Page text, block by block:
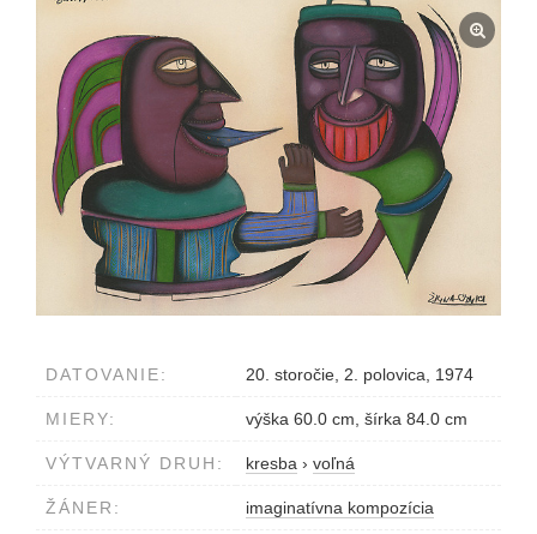
DATOVANIE: 20. storočie, 2. polovica, 1974
MIERY: výška 60.0 cm, šírka 84.0 cm
VÝTVARNÝ DRUH: kresba › voľná
ŽÁNER: imaginatívna kompozícia